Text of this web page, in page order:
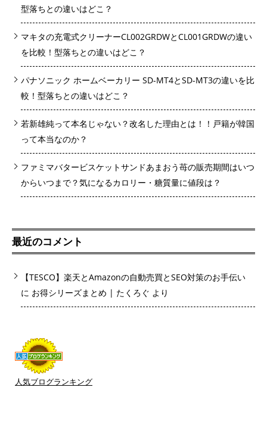
型落ちとの違いはどこ？
マキタの充電式クリーナーCL002GRDWとCL001GRDWの違い
を比較！型落ちとの違いはどこ？
パナソニック ホームベーカリー SD-MT4とSD-MT3の違いを比
較！型落ちとの違いはどこ？
若新雄純って本名じゃない？改名した理由とは！！戸籍が韓国
って本当なのか？
ファミマバタービスケットサンドあまおう苺の販売期間はいつ
からいつまで？気になるカロリー・糖質量に値段は？
最近のコメント
【TESCO】楽天とAmazonの自動売買とSEO対策のお手伝い
に お得シリーズまとめ | たくろぐ より
人気ブログランキング